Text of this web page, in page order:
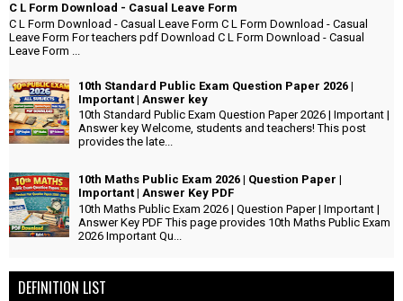
C L Form Download - Casual Leave Form
C L Form Download - Casual Leave Form C L Form Download - Casual
Leave Form For teachers pdf Download C L Form Download - Casual
Leave Form ...
10th Standard Public Exam Question Paper 2026 |
Important | Answer key
10th Standard Public Exam Question Paper 2026 | Important |
Answer key Welcome, students and teachers! This post
provides the late...
10th Maths Public Exam 2026 | Question Paper |
Important | Answer Key PDF
10th Maths Public Exam 2026 | Question Paper | Important |
Answer Key PDF This page provides 10th Maths Public Exam
2026 Important Qu...
DEFINITION LIST